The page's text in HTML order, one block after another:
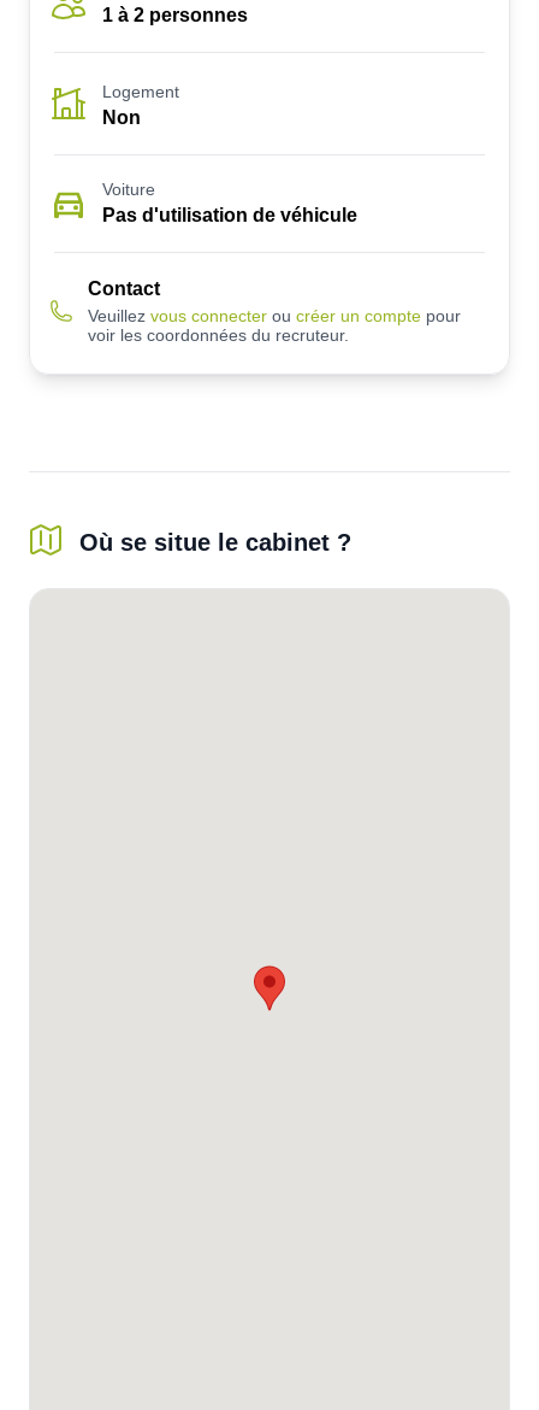
1 à 2 personnes
Logement
Non
Voiture
Pas d'utilisation de véhicule
Contact
Veuillez vous connecter ou créer un compte pour
voir les coordonnées du recruteur.
Où se situe le cabinet ?